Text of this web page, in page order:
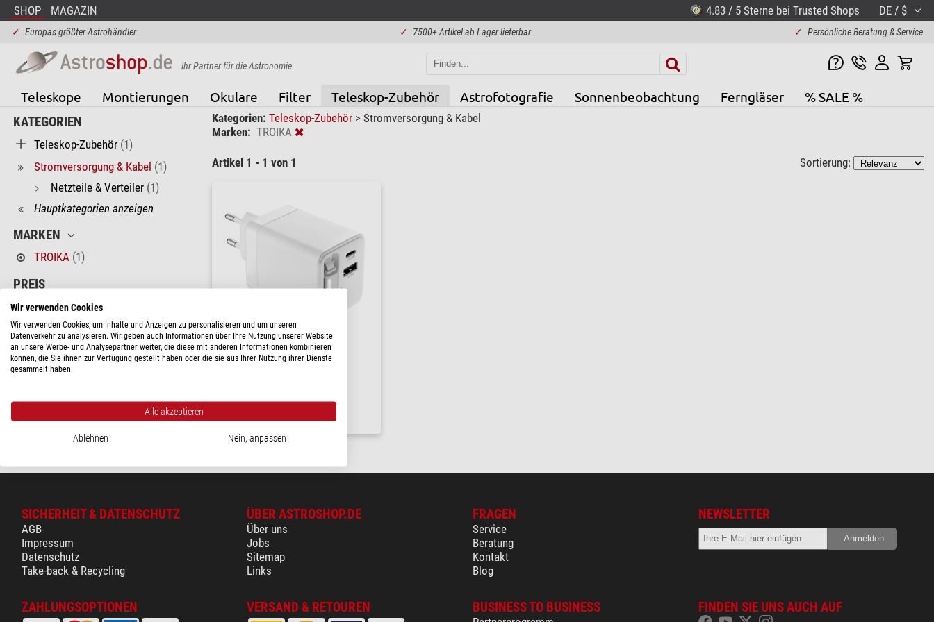
SHOP MAGAZIN 4.83 / 5 Sterne bei Trusted Shops DE / $
✓ Europas größter Astrohändler ✓ 7500+ Artikel ab Lager lieferbar ✓ Persönliche Beratung & Service
Ihr Partner für die Astronomie
Teleskope Montierungen Okulare Filter Teleskop-Zubehör Astrofotografie Sonnenbeobachtung Ferngläser % SALE %
KATEGORIEN
Teleskop-Zubehör (1)
Stromversorgung & Kabel (1)
Netzteile & Verteiler (1)
Hauptkategorien anzeigen
MARKEN
TROIKA (1)
PREIS
< 60 $(1)
LIEFERBARKEIT
auf Lager(1)
Kategorien: Teleskop-Zubehör > Stromversorgung & Kabel
Marken: TROIKA
Artikel 1 - 1 von 1 Sortierung:
TROIKA
Netzteil POWER PULL 35
$ 40,90
SICHERHEIT & DATENSCHUTZ
AGB
Impressum
Datenschutz
Take-back & Recycling
ÜBER ASTROSHOP.DE
Über uns
Jobs
Sitemap
Links
FRAGEN
Service
Beratung
Kontakt
Blog
NEWSLETTER
ZAHLUNGSOPTIONEN VERSAND & RETOUREN BUSINESS TO BUSINESS FINDEN SIE UNS AUCH AUF
Wir verwenden Cookies
Wir verwenden Cookies, um Inhalte und Anzeigen zu personalisieren und um unseren
Datenverkehr zu analysieren. Wir geben auch Informationen über Ihre Nutzung unserer Website
an unsere Werbe- und Analysepartner weiter, die diese mit anderen Informationen kombinieren
können, die Sie ihnen zur Verfügung gestellt haben oder die sie aus Ihrer Nutzung ihrer Dienste
gesammelt haben.
Alle akzeptieren
Ablehnen Nein, anpassen